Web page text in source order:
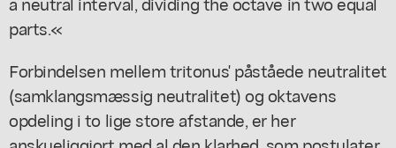
parts.«
Forbindelsen mellem tritonus' påståede neutralitet
(samklangsmæssig neutralitet) og oktavens
opdeling i to lige store afstande, er her